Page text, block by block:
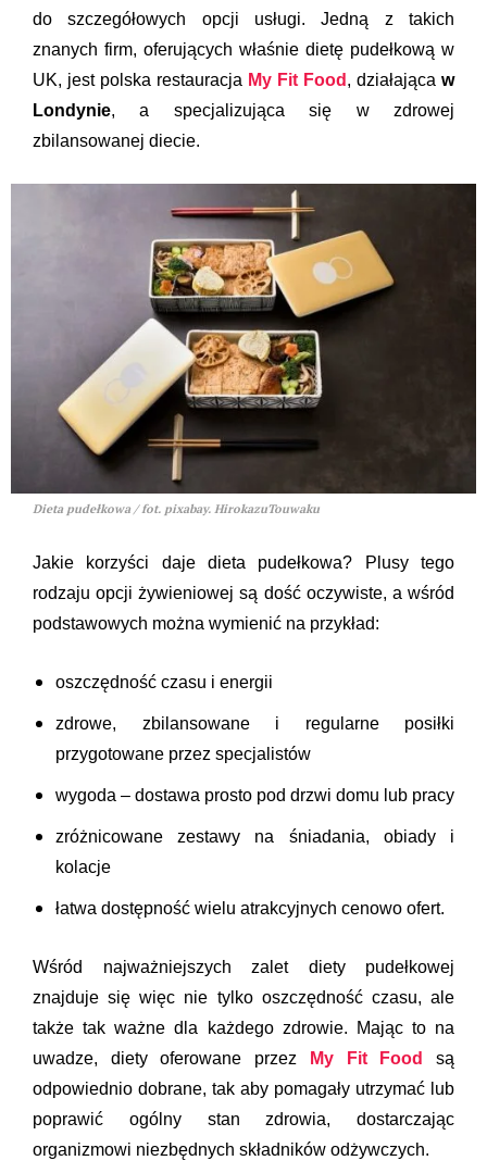
do szczegółowych opcji usługi. Jedną z takich
znanych firm, oferujących właśnie dietę pudełkową w
UK, jest polska restauracja My Fit Food , działająca w
Londynie, a specjalizująca się w zdrowej
zbilansowanej diecie.
Dieta pudełkowa / fot. pixabay. HirokazuTouwaku
Jakie korzyści daje dieta pudełkowa? Plusy tego
rodzaju opcji żywieniowej są dość oczywiste, a wśród
podstawowych można wymienić na przykład:
oszczędność czasu i energii
zdrowe, zbilansowane i regularne posiłki
przygotowane przez specjalistów
wygoda – dostawa prosto pod drzwi domu lub pracy
zróżnicowane zestawy na śniadania, obiady i
kolacje
łatwa dostępność wielu atrakcyjnych cenowo ofert.
Wśród najważniejszych zalet diety pudełkowej
znajduje się więc nie tylko oszczędność czasu, ale
także tak ważne dla każdego zdrowie. Mając to na
uwadze, diety oferowane przez
My Fit Food
są
odpowiednio dobrane, tak aby pomagały utrzymać lub
poprawić ogólny stan zdrowia, dostarczając
organizmowi niezbędnych składników odżywczych.